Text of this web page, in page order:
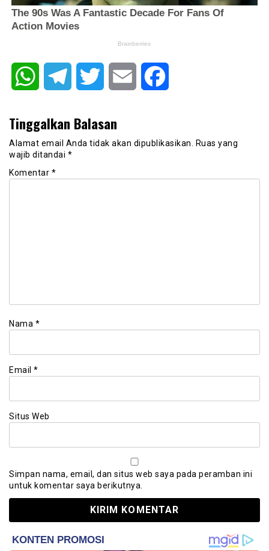
WhatsAppTelegram Twitter Email
Tinggalkan Balasan
Alamat email Anda tidak akan dipublikasikan.
Ruas yang
wajib ditandai *
Komentar *
Nama *
Email *
Situs Web
Simpan nama, email, dan situs web saya pada peramban ini
untuk komentar saya berikutnya.